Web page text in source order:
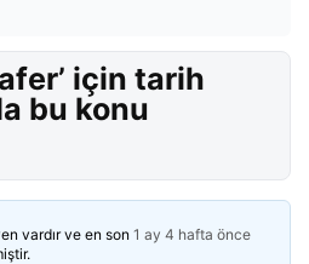
için tarih
bu konu
vardır ve en son 1 ay 4 hafta önce